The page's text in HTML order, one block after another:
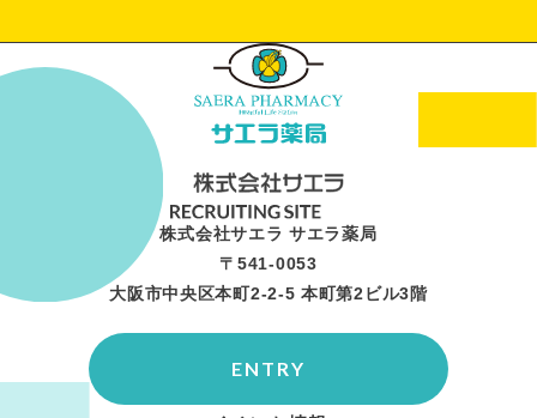
株式会社サエラ サエラ薬局
〒541-0053
大阪市中央区本町2-2-5 本町第2ビル3階
ENTRY